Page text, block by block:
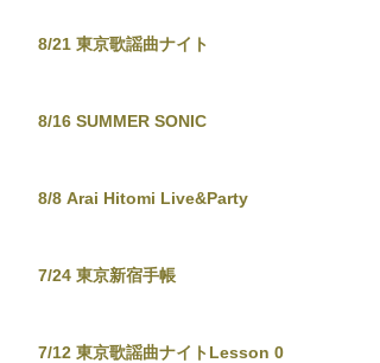
8/21 東京歌謡曲ナイト
8/16 SUMMER SONIC
8/8 Arai Hitomi Live&Party
7/24 東京新宿手帳
7/12 東京歌謡曲ナイトLesson 0